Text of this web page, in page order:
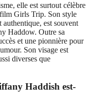
elle est surtout célèbre
Girls Trip. Son style
est souvent
Haddow. Outre sa
et une pionnière pour
Son visage est
diverses que
Haddish est-